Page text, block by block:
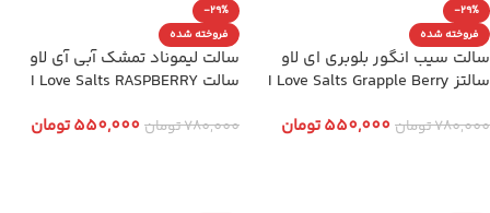
-29%
فروخته شده
سالت سیب انگور بلوبری ای لاو
سالتز I Love Salts Grapple Berry
780,000تومان 550,000تومان
-29%
فروخته شده
سالت لیموناد تمشک آبی آی لاو
سالت I Love Salts RASPBERRY
780,000تومان 550,000تومان